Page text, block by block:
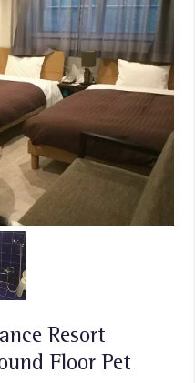
Resort
Floor Pet